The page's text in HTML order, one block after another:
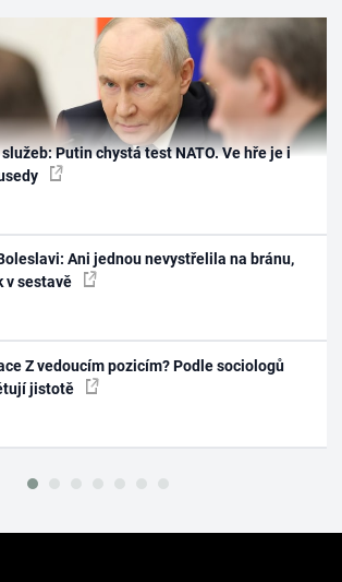
Putin chystá test NATO. Ve hře je i
Ani jednou nevystřelila na bránu,
v sestavě
Z vedoucím pozicím? Podle sociologů
jistotě